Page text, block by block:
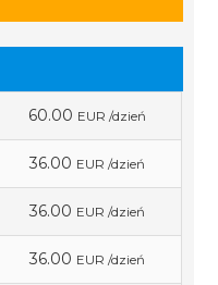
60.00 EUR /dzień
36.00 EUR /dzień
36.00 EUR /dzień
36.00 EUR /dzień